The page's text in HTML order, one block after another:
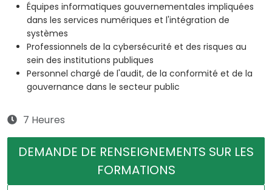
Équipes informatiques gouvernementales impliquées
dans les services numériques et l'intégration de
systèmes
Professionnels de la cybersécurité et des risques au
sein des institutions publiques
Personnel chargé de l'audit, de la conformité et de la
gouvernance dans le secteur public
7 Heures
DEMANDE DE RENSEIGNEMENTS SUR LES
FORMATIONS